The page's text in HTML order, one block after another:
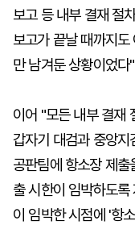
보고 등 내부 결재 절
보고가 끝날 때까지
만 남겨둔 상황이었다
이어 "모든 내부 결재
갑자기 대검과 중앙지
공판팀에 항소장 제
출 시한이 임박하도
이 임박한 시점에 '항